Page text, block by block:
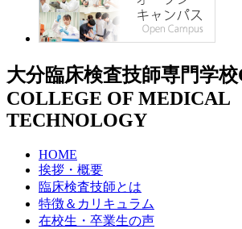
大分臨床検査技師専門学校
COLLEGE OF MEDICAL
TECHNOLOGY
HOME
挨拶・概要
臨床検査技師とは
特徴＆カリキュラム
在校生・卒業生の声